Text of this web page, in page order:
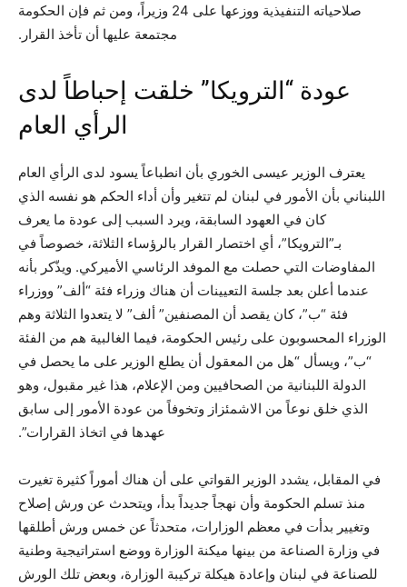
صلاحياته التنفيذية ووزعها على 24 وزيراً، ومن ثم فإن الحكومة
مجتمعة عليها أن تأخذ القرار.
عودة “الترويكا” خلقت إحباطاً لدى
الرأي العام
يعترف الوزير عيسى الخوري بأن انطباعاً يسود لدى الرأي العام
اللبناني بأن الأمور في لبنان لم تتغير وأن أداء الحكم هو نفسه الذي
كان في العهود السابقة، ويرد السبب إلى عودة ما يعرف
بـ”الترويكا”، أي اختصار القرار بالرؤساء الثلاثة، خصوصاً في
المفاوضات التي حصلت مع الموفد الرئاسي الأميركي. ويذّكر بأنه
عندما أعلن بعد جلسة التعيينات أن هناك وزراء فئة “ألف” ووزراء
فئة “ب”، كان يقصد أن المصنفين” ألف” لا يتعدوا الثلاثة وهم
الوزراء المحسوبون على رئيس الحكومة، فيما الغالبية هم من الفئة
“ب”، ويسأل “هل من المعقول أن يطلع الوزير على ما يحصل في
الدولة اللبنانية من الصحافيين ومن الإعلام، هذا غير مقبول، وهو
الذي خلق نوعاً من الاشمئزاز وتخوفاً من عودة الأمور إلى سابق
عهدها في اتخاذ القرارات”.
في المقابل، يشدد الوزير القواتي على أن هناك أموراً كثيرة تغيرت
منذ تسلم الحكومة وأن نهجاً جديداً بدأ، ويتحدث عن ورش إصلاح
وتغيير بدأت في معظم الوزارات، متحدثاً عن خمس ورش أطلقها
في وزارة الصناعة من بينها ميكنة الوزارة ووضع استراتيجية وطنية
للصناعة في لبنان وإعادة هيكلة تركيبة الوزارة، وبعض تلك الورش